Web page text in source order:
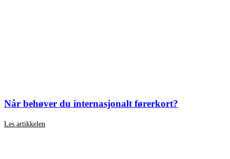
Når behøver du internasjonalt førerkort?
Les artikkelen